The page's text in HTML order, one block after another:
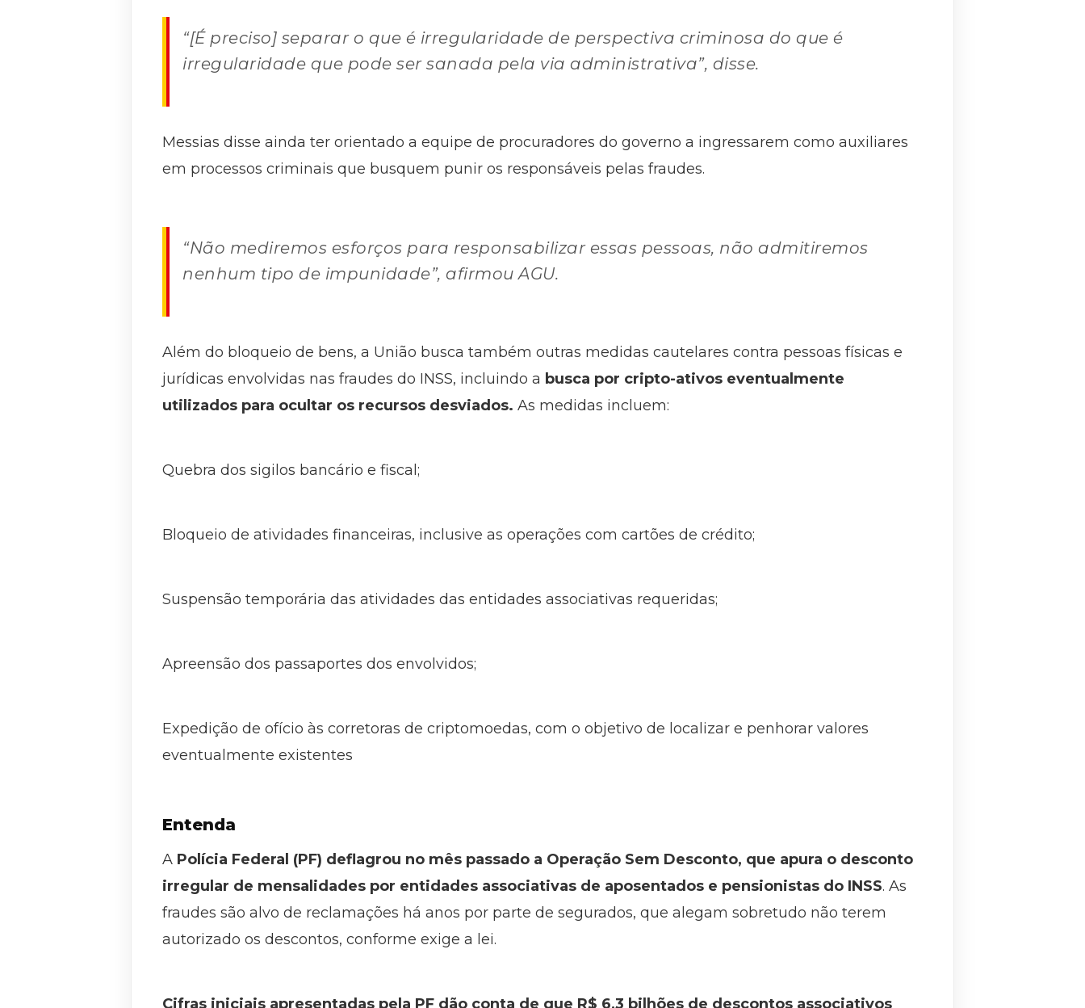
“[É preciso] separar o que é irregularidade de perspectiva criminosa do que é
irregularidade que pode ser sanada pela via administrativa”, disse.
Messias disse ainda ter orientado a equipe de procuradores do governo a ingressarem como auxiliares
em processos criminais que busquem punir os responsáveis pelas fraudes.
“Não mediremos esforços para responsabilizar essas pessoas, não admitiremos
nenhum tipo de impunidade”, afirmou AGU.
Além do bloqueio de bens, a União busca também outras medidas cautelares contra pessoas físicas e
jurídicas envolvidas nas fraudes do INSS, incluindo a busca por cripto-ativos eventualmente
utilizados para ocultar os recursos desviados. As medidas incluem:
Quebra dos sigilos bancário e fiscal;
Bloqueio de atividades financeiras, inclusive as operações com cartões de crédito;
Suspensão temporária das atividades das entidades associativas requeridas;
Apreensão dos passaportes dos envolvidos;
Expedição de ofício às corretoras de criptomoedas, com o objetivo de localizar e penhorar valores
eventualmente existentes
Entenda
A Polícia Federal (PF) deflagrou no mês passado a Operação Sem Desconto, que apura o desconto
irregular de mensalidades por entidades associativas de aposentados e pensionistas do INSS. As
fraudes são alvo de reclamações há anos por parte de segurados, que alegam sobretudo não terem
autorizado os descontos, conforme exige a lei.
Cifras iniciais apresentadas pela PF dão conta de que R$ 6,3 bilhões de descontos associativos